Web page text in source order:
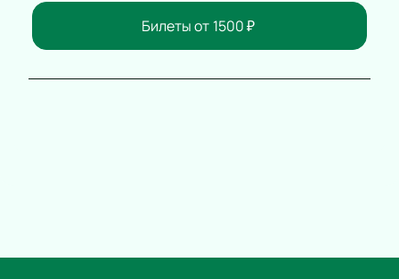
Билеты от 1500₽